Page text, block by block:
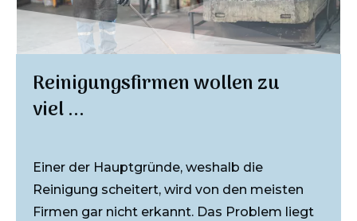
Reinigungsfirmen wollen zu
viel ...
Einer der Hauptgründe, weshalb die
Reinigung scheitert, wird von den meisten
Firmen gar nicht erkannt. Das Problem liegt